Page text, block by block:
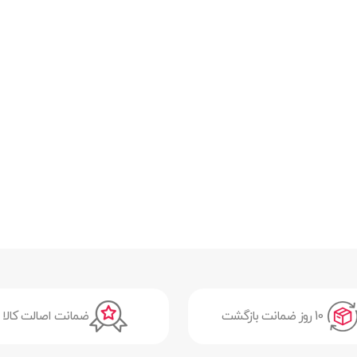
10 روز ضمانت بازگشت ضمانت اصالت کالا